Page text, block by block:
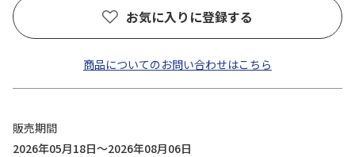
お気に入りに登録する
商品についてのお問い合わせはこちら
販売期間
2026年05月18日～2026年08月06日